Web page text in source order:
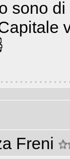
sono
Freni